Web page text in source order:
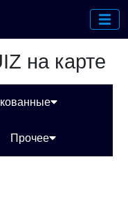
на карте
Прочее